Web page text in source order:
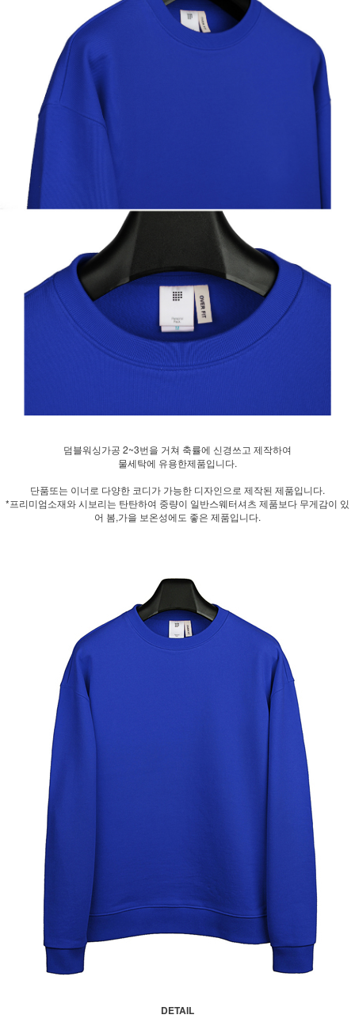
덤블워싱가공 2~3번을 거쳐 축률에 신경쓰고 제작하여
물세탁에 유용한제품입니다.
단품또는 이너로 다양한 코디가 가능한 디자인으로 제작된 제품입니다.
*프리미엄소재와 시보리는 탄탄하여 중량이 일반스웨터셔츠 제품보다 무게감이 있
어 봄,가을 보온성에도 좋은 제품입니다.
DETAIL